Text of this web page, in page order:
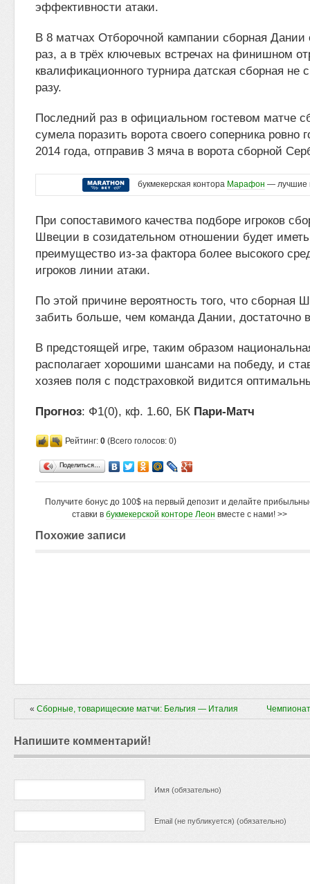
эффективности атаки.
В 8 матчах Отборочной кампании сборная
раз, а в трёх ключевых встречах на финишном
квалификационного турнира датская сборная не
разу.
Последний раз в официальном гостевом матче
сумела поразить ворота своего соперника ровно
2014 года, отправив 3 мяча в ворота сборной
букмекерская контора Марафон — лучшие
При сопоставимого качества подборе игроков
Швеции в созидательном отношении будет иметь
преимущество из-за фактора более высокого
игроков линии атаки.
По этой причине вероятность того, что сборная
забить больше, чем команда Дании, достаточно
В предстоящей игре, таким образом
располагает хорошими шансами на победу, и
хозяев поля с подстраховкой видится
Прогноз: Ф1(0), кф. 1.60, БК Пари-Матч
Рейтинг: 0 (Всего голосов: 0)
Поделиться…
Получите бонус до 100$ на первый депозит и делайте
ставки в букмекерской конторе Леон вместе с нами! >>
Похожие записи
« Сборные, товарищеские матчи: Бельгия — Италия
Напишите комментарий!
Имя (обязательно)
Email (не публикуется) (обязательно)